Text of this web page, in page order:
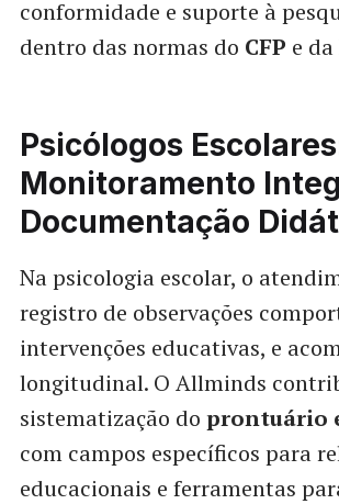
conformidade e suporte à
dentro das normas do CFP e da
Psicólogos
Monitoramento
Documentação
Na psicologia escolar, o
registro de observações
intervenções educativas, e
longitudinal. O Allminds
sistematização do prontuário
com campos específicos para
educacionais e ferramentas